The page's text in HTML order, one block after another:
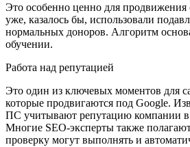
Это особенно ценно для продвижения
уже, казалось бы, использовали
нормальных доноров. Алгоритм
обучении.
Работа над репутацией
Это один из ключевых моментов для
которые продвигаются под Google.
ПС учитывают репутацию компании в
Многие SEO-эксперты также
проверку могут выполнять и